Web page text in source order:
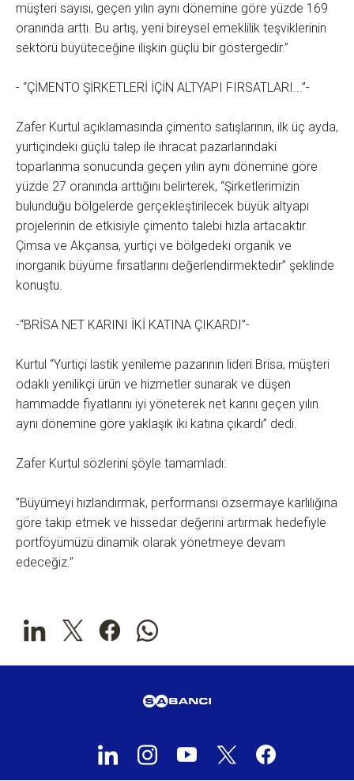
müşteri sayısı, geçen yılın aynı dönemine göre yüzde 169
oranında arttı. Bu artış, yeni bireysel emeklilik teşviklerinin
sektörü büyüteceğine ilişkin güçlü bir göstergedir.”
- “ÇİMENTO ŞİRKETLERİ İÇİN ALTYAPI FIRSATLARI...”-
Zafer Kurtul açıklamasında çimento satışlarının, ilk üç ayda,
yurtiçindeki güçlü talep ile ihracat pazarlarındaki
toparlanma sonucunda geçen yılın aynı dönemine göre
yüzde 27 oranında arttığını belirterek, “Şirketlerimizin
bulunduğu bölgelerde gerçekleştirilecek büyük altyapı
projelerinin de etkisiyle çimento talebi hızla artacaktır.
Çimsa ve Akçansa, yurtiçi ve bölgedeki organik ve
inorganik büyüme fırsatlarını değerlendirmektedir” şeklinde
konuştu.
-“BRİSA NET KARINI İKİ KATINA ÇIKARDI”-
Kurtul “Yurtiçi lastik yenileme pazarının lideri Brisa, müşteri
odaklı yenilikçi ürün ve hizmetler sunarak ve düşen
hammadde fiyatlarını iyi yöneterek net karını geçen yılın
aynı dönemine göre yaklaşık iki katına çıkardı” dedi.
Zafer Kurtul sözlerini şöyle tamamladı:
”Büyümeyi hızlandırmak, performansı özsermaye karlılığına
göre takip etmek ve hissedar değerini artırmak hedefiyle
portföyümüzü dinamik olarak yönetmeye devam
edeceğiz.”